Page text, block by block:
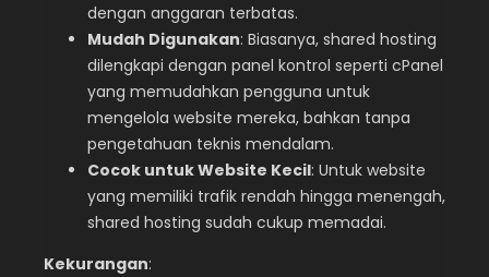
dengan anggaran terbatas.
Mudah Digunakan: Biasanya, shared hosting
dilengkapi dengan panel kontrol seperti cPanel
yang memudahkan pengguna untuk
mengelola website mereka, bahkan tanpa
pengetahuan teknis mendalam.
Cocok untuk Website Kecil: Untuk website
yang memiliki trafik rendah hingga menengah,
shared hosting sudah cukup memadai.
Kekurangan: